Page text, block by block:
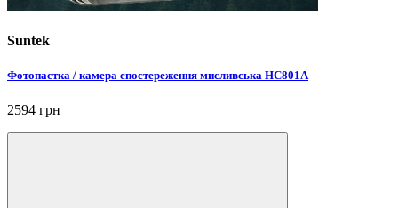
Suntek
Фотопастка / камера спостереження мисливська HC801A
2594 грн